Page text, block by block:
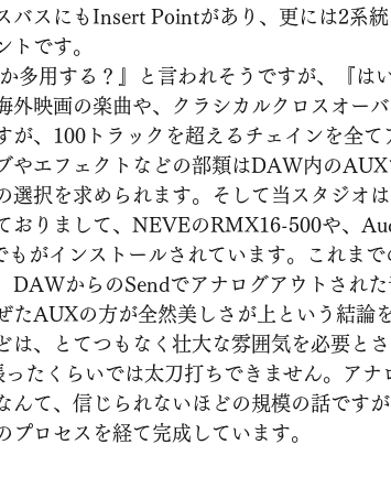
バスにもInsert Pointがあり、更には2系
トです。
多用する？』と言われそうですが、『は
外映画の楽曲や、クラシカルクロスオー
が、100トラックを超えるチェインを全
やエフェクトなどの部類はDAW内の
選択を求められます。そして当スタジオ
おりまして、NEVEのRMX16-500や、
もがインストールされています。これま
DAWからのSendでアナログアウトされ
たAUXの方が全然美しさが上という結論
は、とてつもなく壮大な雰囲気を必要と
たくらいでは太刀打ちできません。アナ
んて、信じられないほどの規模の話です
プロセスを経て完成しています。